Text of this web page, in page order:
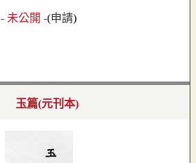
- 未公開 -(申請)
玉篇(元刊本)